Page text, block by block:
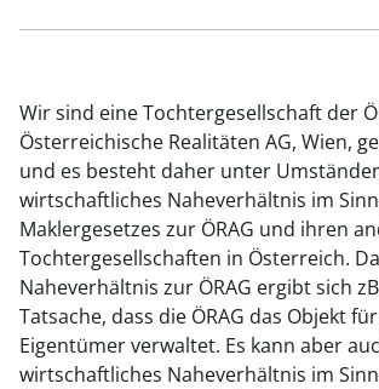
Wir sind eine Tochtergesellschaft der
Österreichische Realitäten AG, Wien,
und es besteht daher unter
wirtschaftliches Naheverhältnis im
Maklergesetzes zur ÖRAG und ihren
Tochtergesellschaften in Österreich.
Naheverhältnis zur ÖRAG ergibt sich
Tatsache, dass die ÖRAG das Objekt
Eigentümer verwaltet. Es kann aber
wirtschaftliches Naheverhältnis im